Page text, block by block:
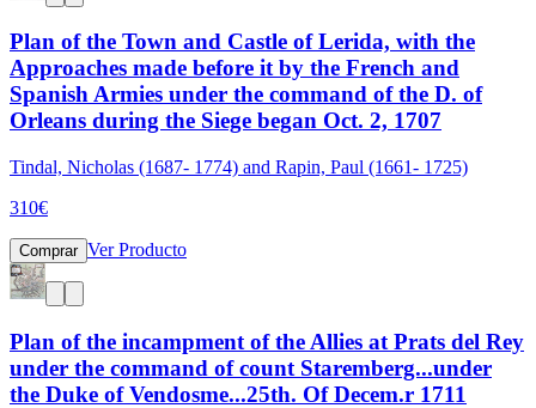
Plan of the Town and Castle of Lerida, with the
Approaches made before it by the French and
Spanish Armies under the command of the D. of
Orleans during the Siege began Oct. 2, 1707
Tindal, Nicholas (1687- 1774) and Rapin, Paul (1661- 1725)
310€
Comprar Ver Producto
Plan of the incampment of the Allies at Prats del Rey
under the command of count Staremberg...under
the Duke of Vendosme...25th. Of Decem.r 1711